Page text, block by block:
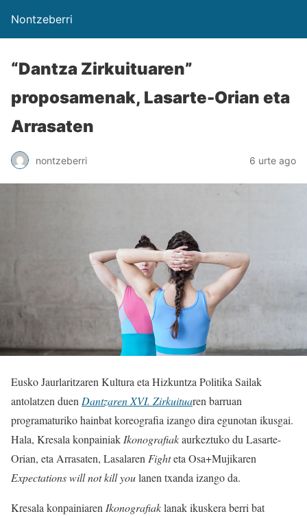
Nontzeberri
“Dantza Zirkuituaren”
proposamenak, Lasarte-Orian eta
Arrasaten
nontzeberri 6 urte ago
Eusko Jaurlaritzaren Kultura eta Hizkuntza Politika Sailak
antolatzen duenDantzaren XVI. Zirkuituaren barruan
programaturiko hainbat koreografia izango dira egunotan ikusgai.
Hala, Kresala konpainiakIkonografiakaurkeztuko du Lasarte-
Orian, eta Arrasaten, LasalarenFighteta Osa+Mujikaren
Expectations will not kill youlanen txanda izango da.
Kresala konpainiarenIkonografiaklanak ikuskera berri bat